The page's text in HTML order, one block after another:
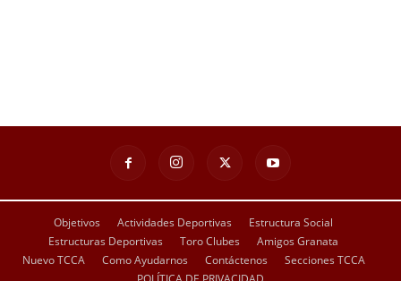
Objetivos Actividades Deportivas
Estructura Social
Estructuras Deportivas
Toro Clubes
Amigos Granata
Nuevo TCCA
Como Ayudarnos Contáctenos
Secciones TCCA